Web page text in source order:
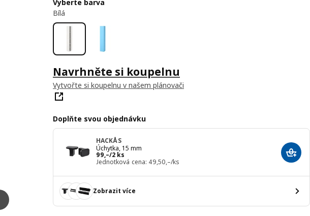
Vyberte barva
Bílá
Navrhněte si koupelnu
Vytvořte si koupelnu v našem plánovači
Doplňte svou objednávku
HACKÅS
Úchytka, 15 mm
99,–/2 ks
Cena 99,–/2 ks
Jednotková cena: 49,50,–/ks
Zobrazit více